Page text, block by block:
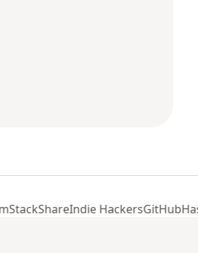
Indie HackersGitHub